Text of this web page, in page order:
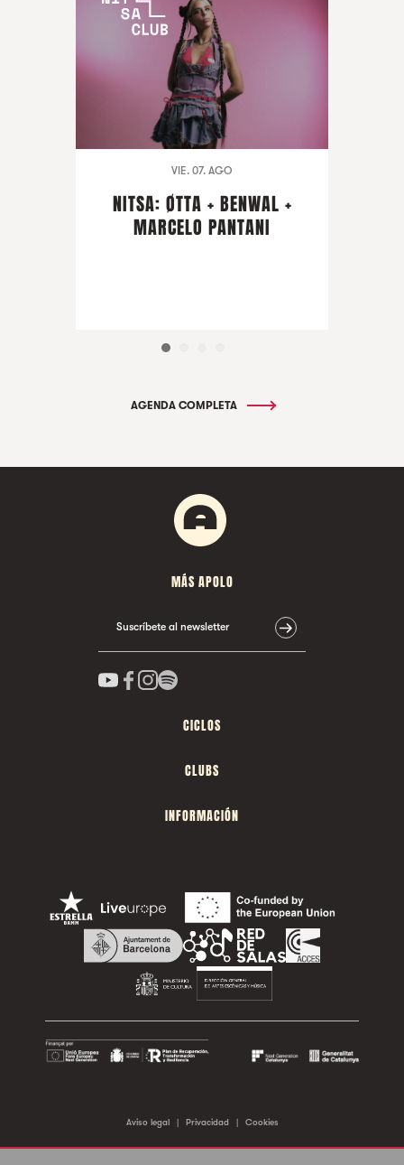
VIE. 07. AGO
NITSA: ØTTA + BENWAL +
MARCELO PANTANI
AGENDA COMPLETA
MÁS APOLO
Suscríbete al newsletter
CICLOS
CLUBS
INFORMACIÓN
Aviso legal | Privacidad | Cookies
©2026 Sala Apolo. Todos los derechos reservados.